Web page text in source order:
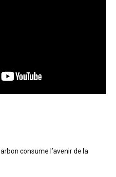
consume l’avenir de la